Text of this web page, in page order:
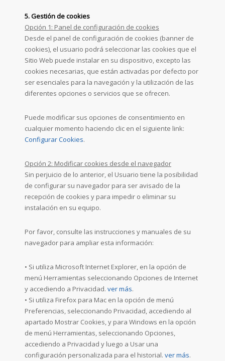
5. Gestión de cookies
Opción 1: Panel de configuración de cookies
Desde el panel de configuración de cookies (banner de
cookies), el usuario podrá seleccionar las cookies que el
Sitio Web puede instalar en su dispositivo, excepto las
cookies necesarias, que están activadas por defecto por
ser esenciales para la navegación y la utilización de las
diferentes opciones o servicios que se ofrecen.
Puede modificar sus opciones de consentimiento en
cualquier momento haciendo clic en el siguiente link:
Configurar Cookies.
Opción 2: Modificar cookies desde el navegador
Sin perjuicio de lo anterior, el Usuario tiene la posibilidad
de configurar su navegador para ser avisado de la
recepción de cookies y para impedir o eliminar su
instalación en su equipo.
Por favor, consulte las instrucciones y manuales de su
navegador para ampliar esta información:
• Si utiliza Microsoft Internet Explorer, en la opción de
menú Herramientas seleccionando Opciones de Internet
y accediendo a Privacidad. ver más.
• Si utiliza Firefox para Mac en la opción de menú
Preferencias, seleccionando Privacidad, accediendo al
apartado Mostrar Cookies, y para Windows en la opción
de menú Herramientas, seleccionando Opciones,
accediendo a Privacidad y luego a Usar una
configuración personalizada para el historial. ver más.